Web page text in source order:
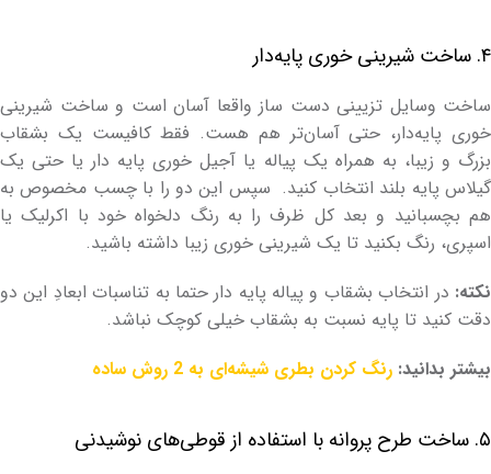
۴. ساخت شیرینی خوری پایه‌دار
ساخت وسایل تزیینی دست ساز واقعا آسان است و ساخت شیرینی
خوری پایه‌دار، حتی آسان‌تر هم هست. فقط کافیست یک بشقاب
بزرگ و زیبا، به همراه یک پیاله یا آجیل خوری پایه دار یا حتی یک
گیلاس پایه بلند انتخاب کنید. سپس این دو را با چسب مخصوص به
هم بچسبانید و بعد کل ظرف را به رنگ دلخواه خود با اکرلیک یا
اسپری، رنگ بکنید تا یک شیرینی خوری زیبا داشته باشید.
نکته: در انتخاب بشقاب و پیاله پایه دار حتما به تناسبات ابعادِ این دو
دقت کنید تا پایه نسبت به بشقاب خیلی کوچک نباشد.
بیشتر بدانید: رنگ کردن بطری شیشه‌ای به 2 روش ساده
۵. ساخت طرح پروانه با استفاده از قوطی‌های نوشیدنی